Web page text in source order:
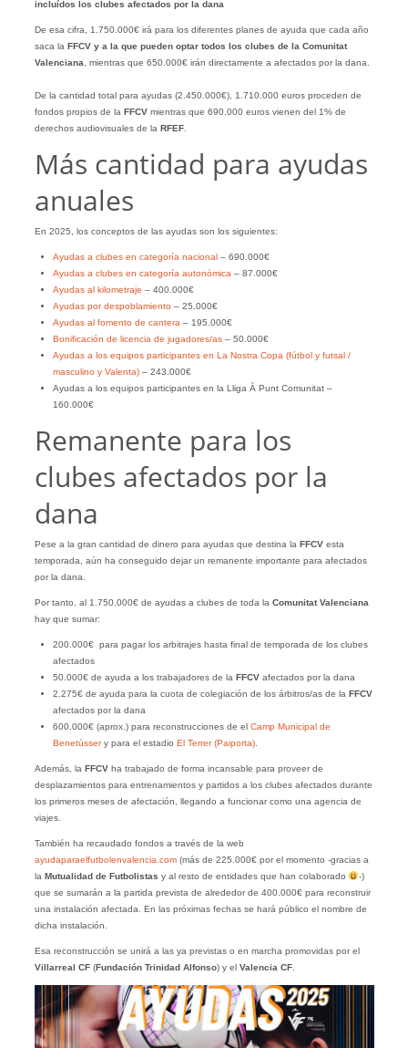
incluídos los clubes afectados por la dana
De esa cifra, 1.750.000€ irá para los diferentes planes de ayuda que cada año
saca la FFCV y a la que pueden optar todos los clubes de la Comunitat
Valenciana , mientras que 650.000€ irán directamente a afectados por la dana.
De la cantidad total para ayudas (2.450.000€), 1.710.000 euros proceden de
fondos propios de la FFCVmientras que 690.000 euros vienen del 1% de
derechos audiovisuales de la RFEF.
Más cantidad para ayudas
anuales
En 2025, los conceptos de las ayudas son los siguientes:
Ayudas a clubes en categoría nacional– 690.000€
Ayudas a clubes en categoría autonómica – 87.000€
Ayudas al kilometraje – 400.000€
Ayudas por despoblamiento– 25.000€
Ayudas al fomento de cantera – 195.000€
Bonificación de licencia de jugadores/as– 50.000€
Ayudas a los equipos participantes en La Nostra Copa (fútbol y futsal /
masculino y Valenta)– 243.000€
Ayudas a los equipos participantes en la Lliga À Punt Comunitat –
160.000€
Remanente para los
clubes afectados por la
dana
Pese a la gran cantidad de dinero para ayudas que destina la FFCVesta
temporada, aún ha conseguido dejar un remanente importante para afectados
por la dana.
Por tanto, al 1.750.000€ de ayudas a clubes de toda la Comunitat Valenciana
hay que sumar:
200.000€ para pagar los arbitrajes hasta final de temporada de los clubes
afectados
50.000€ de ayuda a los trabajadores de la FFCVafectados por la dana
2.275€ de ayuda para la cuota de colegiación de los árbitros/as de la FFCV
afectados por la dana
600.000€ (aprox.) para reconstrucciones de elCamp Municipal de
Benetússery para el estadio El Terrer (Paiporta).
Además, la FFCVha trabajado de forma incansable para proveer de
desplazamientos para entrenamientos y partidos a los clubes afectados durante
los primeros meses de afectación, llegando a funcionar como una agencia de
viajes.
También ha recaudado fondos a través de la web
ayudaparaelfutbolenvalencia.com(más de 225.000€ por el momento -gracias a
la Mutualidad de Futbolistas y al resto de entidades que han colaborado
-)
que se sumarán a la partida prevista de alrededor de 400.000€ para reconstruir
una instalación afectada. En las próximas fechas se hará público el nombre de
dicha instalación.
Esa reconstrucción se unirá a las ya previstas o en marcha promovidas por el
Villarreal CF(Fundación Trinidad Alfonso) y el Valencia CF.